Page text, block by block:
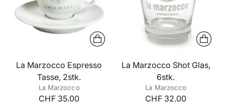
La Marzocco Espresso
Tasse, 2stk.
La Marzocco
CHF 35.00
La Marzocco Shot Glas,
6stk.
La Marzocco
CHF 32.00